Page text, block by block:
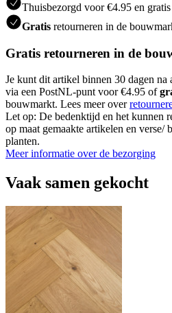
Thuisbezorgd voor €4.95 en
Gratis retourneren in de
Gratis retourneren in de
Je kunt dit artikel binnen 30 dagen na
via een PostNL-punt voor €4.95 of
bouwmarkt. Lees meer over
Let op: De bedenktijd en het kunnen
op maat gemaakte artikelen en verse/
planten.
Meer informatie over de bezorging
Vaak samen gekocht